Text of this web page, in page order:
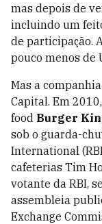
mas depois de
incluindo um
de participação.
pouco menos de
Mas a
Capital. Em
food Burger
sob o guarda-
International
cafeterias Tim
votante da RBI,
assembleia
Exchange